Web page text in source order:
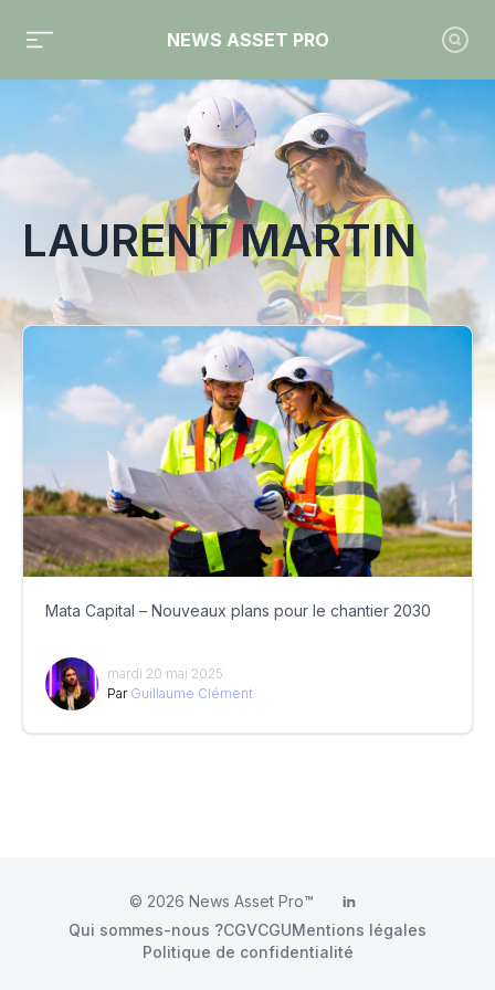
NEWS ASSET PRO
Toute l'actualité sur le tag "Laurent Martin"
LAURENT MARTIN
Mata Capital – Nouveaux plans pour le chantier 2030
mardi 20 mai 2025
Par Guillaume Clément
© 2026 News Asset Pro™ LinkedIn
Qui sommes-nous ?CGVCGUMentions légales
Politique de confidentialité